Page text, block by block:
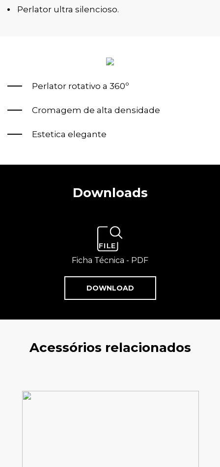
Perlator ultra silencioso.
Perlator rotativo a 360º
Cromagem de alta densidade
Estetica elegante
Downloads
Ficha Técnica - PDF
DOWNLOAD
Acessórios relacionados